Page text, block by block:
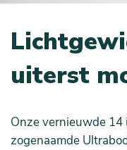
uiterst
Onze vernieuwde
zogenaamde